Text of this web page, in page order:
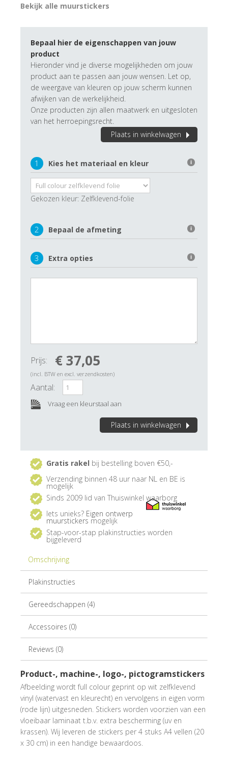
Bekijk alle muurstickers
Bepaal hier de eigenschappen van jouw
product
Hieronder vind je diverse mogelijkheden om jouw
product aan te passen aan jouw wensen. Let op,
de weergave van kleuren op jouw scherm kunnen
afwijken van de werkelijkheid.
Onze producten zijn allen maatwerk en uitgesloten
van het herroepingsrecht.
Plaats in winkelwagen
1 Kies het materiaal en kleur i
Gekozen kleur: Zelfklevend-folie
2 Bepaal de afmeting i
3 Extra opties i
Plaats in winkelwagen
Prijs: € 37,05
(incl. BTW en excl. verzendkosten)
Aantal:
Vraag een kleurstaal aan
Gratis rakel bij bestelling boven €50,-
Verzending binnen 48 uur naar NL en BE is
mogelijk
Sinds 2009 lid van Thuiswinkel waarborg
Iets unieks? Eigen ontwerp
muurstickers mogelijk
Stap-voor-stap plakinstructies worden
bijgeleverd
Omschrijving
Plakinstructies
Gereedschappen (4)
Accessoires (0)
Reviews (0)
Product-, machine-, logo-, pictogramstickers
Afbeelding wordt full colour geprint op wit zelfklevend
vinyl (watervast en kleurecht) en vervolgens in eigen vorm
(rode lijn) uitgesneden. Stickers worden voorzien van een
vloeibaar laminaat t.b.v. extra bescherming (uv en
krassen). Wij leveren de stickers per 4 stuks A4 vellen (20
x 30 cm) in een handige bewaardoos.